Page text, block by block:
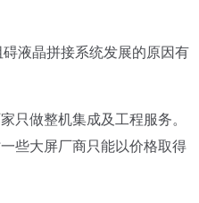
液晶拼接系统发展的原因有
做整机集成及工程服务。
些大屏厂商只能以价格取得